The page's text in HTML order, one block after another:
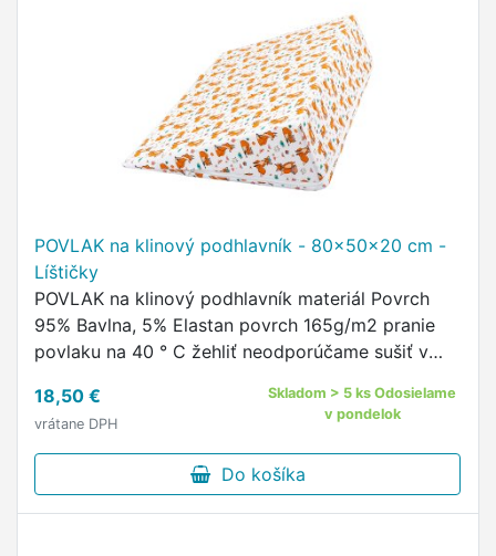
POVLAK na klinový podhlavník - 80x50x20 cm -
Líštičky
POVLAK na klinový podhlavník materiál Povrch
95% Bavlna, 5% Elastan povrch 165g/m2 pranie
povlaku na 40 ° C žehliť neodporúčame sušiť v
náhradný povlak na klinový …
18,50 €
vrátane DPH
Skladom > 5 ks Odosielame
v pondelok
Do košíka